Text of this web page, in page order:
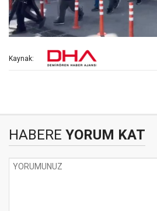
Kaynak:
HABERE YORUM KAT